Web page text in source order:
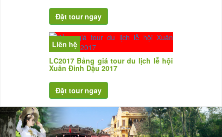
Liên hệ
LC2017 Bảng giá tour du lịch lễ hội
Xuân Đinh Dậu 2017